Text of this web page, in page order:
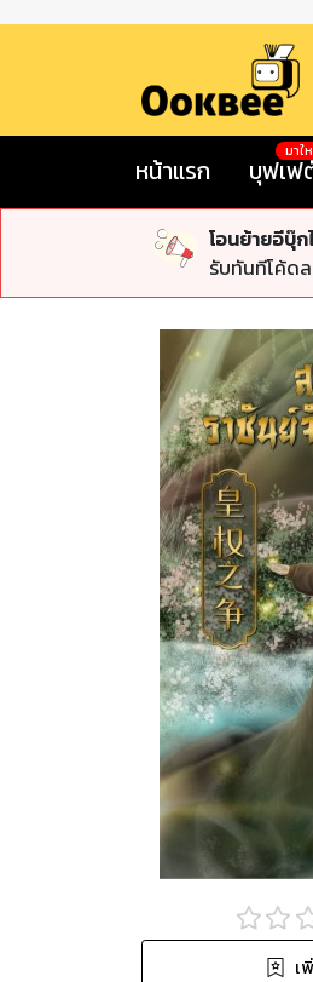
หน้าแรก บุฟเฟ
มาใ
โอนย้ายอีบุ๊
รับทันทีโค้ด
เ